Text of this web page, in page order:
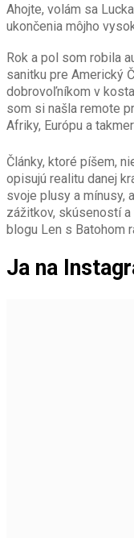
Ahojte, volám sa
ukončenia môjho
Rok a pol som robila
sanitku pre Americký
dobrovoľníkom v
som si našla remote
Afriky, Európu a
Články, ktoré píšem,
opisujú realitu danej
svoje plusy a mínusy,
zážitkov, skúseností
blogu Len s Batohom
Ja na